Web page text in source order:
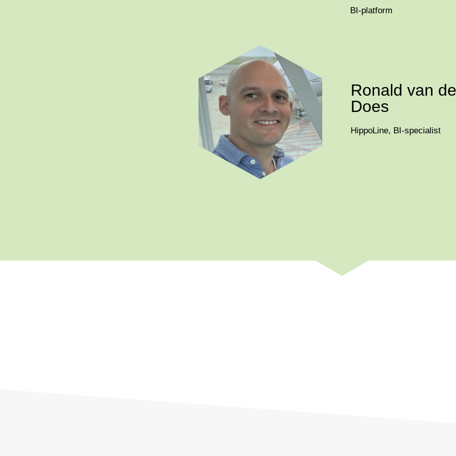
BI-platform
Ronald van
Does
HippoLine, BI-specialist